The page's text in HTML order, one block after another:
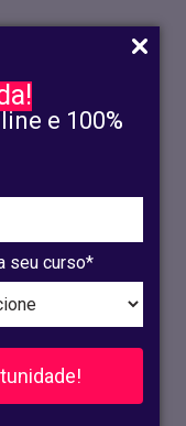
e 100%
seu curso*